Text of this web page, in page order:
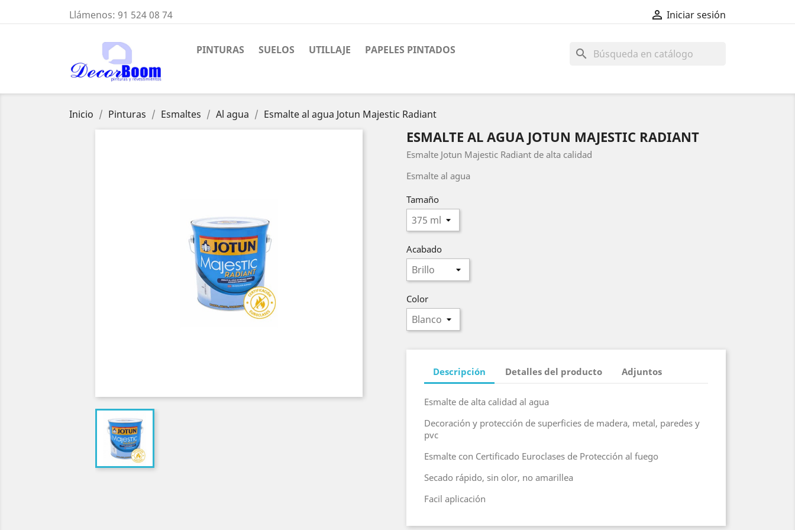
Llámenos: 91 524 08 74  Iniciar sesión
PINTURAS SUELOS UTILLAJE PAPELES PINTADOS search
Inicio Pinturas Esmaltes Al agua Esmalte al agua Jotun Majestic Radiant
ESMALTE AL AGUA JOTUN MAJESTIC RADIANT
Esmalte Jotun Majestic Radiant de alta calidad
Esmalte al agua
Tamaño
Acabado
Color
Descripción Detalles del producto Adjuntos
Esmalte de alta calidad al agua
Decoración y protección de superficies de madera, metal, paredes y
pvc
Esmalte con Certificado Euroclases de Protección al fuego
Secado rápido, sin olor, no amarillea
Facil aplicación